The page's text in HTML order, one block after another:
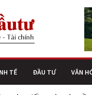
TẾ ĐẦU TƯ VĂN